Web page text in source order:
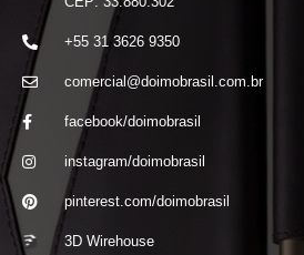
+55 31 3626 9350
comercial@doimobrasil.com.br
facebook/doimobrasil
instagram/doimobrasil
pinterest.com/doimobrasil
3D Wirehouse